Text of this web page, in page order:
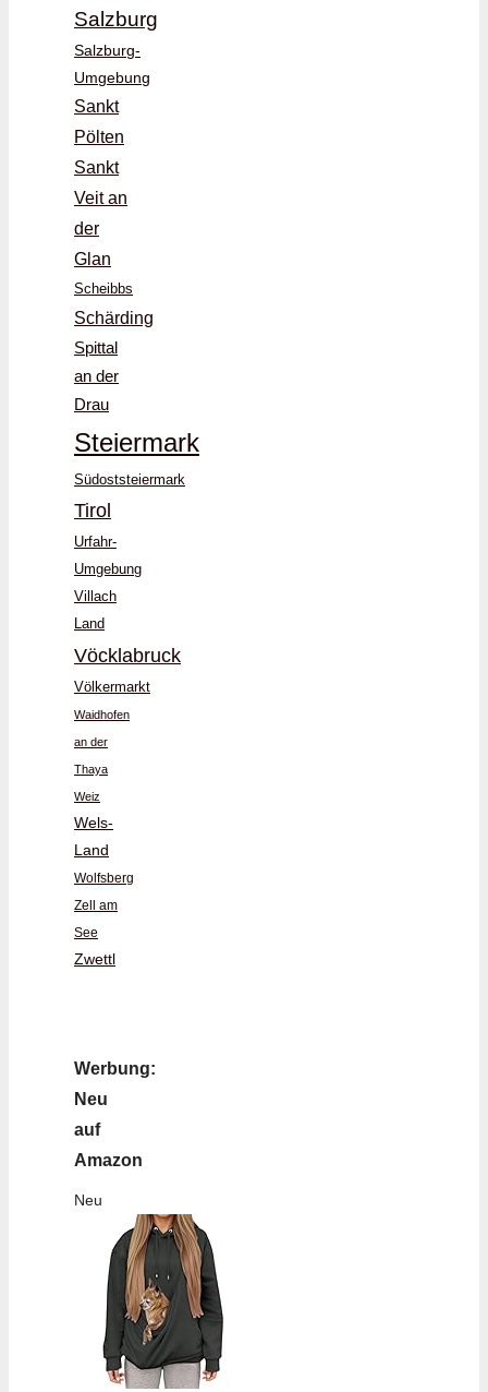
Salzburg
Salzburg-
Umgebung
Sankt
Pölten
Sankt
Veit an
der
Glan
Scheibbs
Schärding
Spittal
an der
Drau
Steiermark
Südoststeiermark
Tirol
Urfahr-
Umgebung
Villach
Land
Vöcklabruck
Völkermarkt
Waidhofen
an der
Thaya
Weiz
Wels-
Land
Wolfsberg
Zell am
See
Zwettl
Werbung:
Neu
auf
Amazon
Neu